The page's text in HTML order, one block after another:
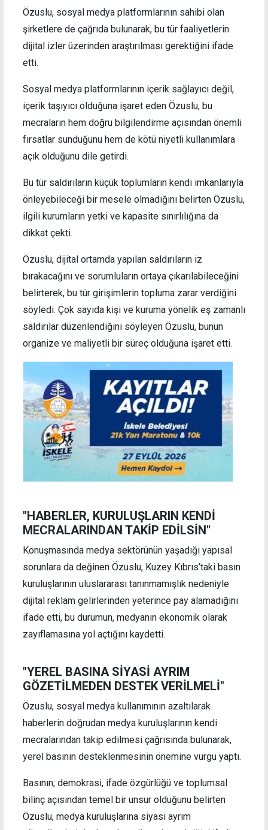
Özuslu, sosyal medya platformlarının sahibi olan
şirketlere de çağrıda bulunarak, bu tür faaliyetlerin
dijital izler üzerinden araştırılması gerektiğini ifade
etti.
Sosyal medya platformlarının içerik sağlayıcı değil,
içerik taşıyıcı olduğuna işaret eden Özuslu, bu
mecraların hem doğru bilgilendirme açısından önemli
fırsatlar sunduğunu hem de kötü niyetli kullanımlara
açık olduğunu dile getirdi.
Bu tür saldırıların küçük toplumların kendi imkanlarıyla
önleyebileceği bir mesele olmadığını belirten Özuslu,
ilgili kurumların yetki ve kapasite sınırlılığına da
dikkat çekti.
Özuslu, dijital ortamda yapılan saldırıların iz
bırakacağını ve sorumluların ortaya çıkarılabileceğini
belirterek, bu tür girişimlerin topluma zarar verdiğini
söyledi. Çok sayıda kişi ve kuruma yönelik eş zamanlı
saldırılar düzenlendiğini söyleyen Özuslu, bunun
organize ve maliyetli bir süreç olduğuna işaret etti.
"HABERLER, KURULUŞLARIN KENDİ
MECRALARINDAN TAKİP EDİLSİN"
Konuşmasında medya sektörünün yaşadığı yapısal
sorunlara da değinen Özuslu, Kuzey Kıbrıs’taki basın
kuruluşlarının uluslararası tanınmamışlık nedeniyle
dijital reklam gelirlerinden yeterince pay alamadığını
ifade etti, bu durumun, medyanın ekonomik olarak
zayıflamasına yol açtığını kaydetti.
"YEREL BASINA SİYASİ AYRIM
GÖZETİLMEDEN DESTEK VERİLMELİ"
Özuslu, sosyal medya kullanımının azaltılarak
haberlerin doğrudan medya kuruluşlarının kendi
mecralarından takip edilmesi çağrısında bulunarak,
yerel basının desteklenmesinin önemine vurgu yaptı.
Basının; demokrasi, ifade özgürlüğü ve toplumsal
bilinç açısından temel bir unsur olduğunu belirten
Özuslu, medya kuruluşlarına siyasi ayrım